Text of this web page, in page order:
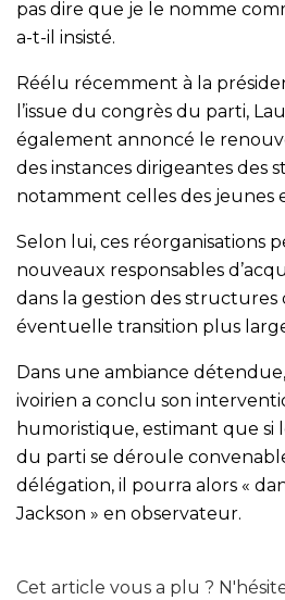
pas dire que je le nomme
a-t-il insisté.
Réélu récemment à la
l’issue du congrès du parti,
également annoncé le
des instances dirigeantes des
notamment celles des jeunes
Selon lui, ces réorganisations
nouveaux responsables
dans la gestion des
éventuelle transition plus
Dans une ambiance
ivoirien a conclu son
humoristique, estimant que
du parti se déroule
délégation, il pourra alors «
Jackson » en observateur.
Cet article vous a plu ?